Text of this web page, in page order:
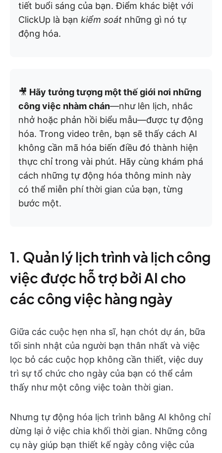
tiết buổi sáng của bạn. Điểm khác biệt với
ClickUp là bạn kiểm soát những gì nó tự
động hóa.
🎥 Hãy tưởng tượng một thế giới nơi những
công việc nhàm chán—như lên lịch, nhắc
nhở hoặc phản hồi biểu mẫu—được tự động
hóa. Trong video trên, bạn sẽ thấy cách AI
không cần mã hóa biến điều đó thành hiện
thực chỉ trong vài phút. Hãy cùng khám phá
cách những tự động hóa thông minh này
có thể miễn phí thời gian của bạn, từng
bước một.
1. Quản lý lịch trình và lịch công
việc được hỗ trợ bởi AI cho
các công việc hàng ngày
Giữa các cuộc hẹn nha sĩ, hạn chót dự án, bữa
tối sinh nhật của người bạn thân nhất và việc
lọc bỏ các cuộc họp không cần thiết, việc duy
trì sự tổ chức cho ngày của bạn có thể cảm
thấy như một công việc toàn thời gian.
Nhưng tự động hóa lịch trình bằng AI không chỉ
dừng lại ở việc chia khối thời gian. Những công
cụ này giúp bạn thiết kế ngày công việc của